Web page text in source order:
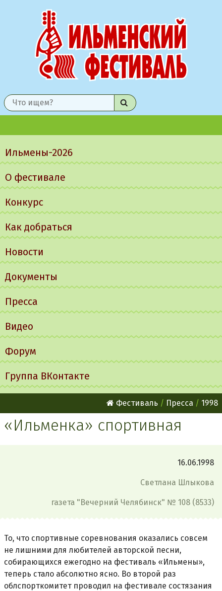
Найти
меню
Ильмены-2026
О фестивале
Конкурс
Как добраться
Новости
Документы
Пресса
Видео
Форум
Группа ВКонтакте
Фестиваль Пресса 1998
«Ильменка» спортивная
16.06.1998
Светлана Шлыкова
газета "Вечерний Челябинск" № 108 (8533)
То, что спортивные соревнования оказались совсем
не лишними для любителей авторской песни,
собирающихся ежегодно на фестиваль «Ильмены»,
теперь стало абсолютно ясно. Во второй раз
облспорткомитет проводил на фестивале состязания